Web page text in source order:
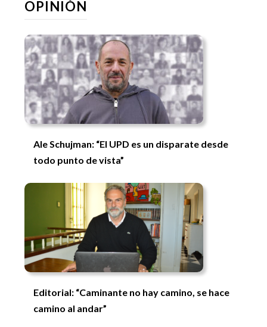
OPINIÓN
Ale Schujman: “El UPD es un disparate desde
todo punto de vista”
Editorial: “Caminante no hay camino, se hace
camino al andar”